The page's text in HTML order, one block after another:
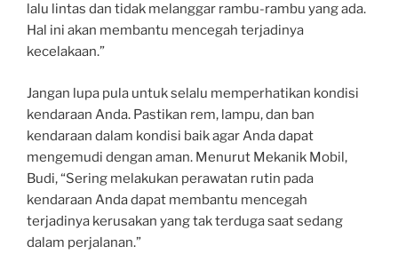
lalu lintas dan tidak melanggar rambu-rambu yang ada.
Hal ini akan membantu mencegah terjadinya
kecelakaan.”
Jangan lupa pula untuk selalu memperhatikan kondisi
kendaraan Anda. Pastikan rem, lampu, dan ban
kendaraan dalam kondisi baik agar Anda dapat
mengemudi dengan aman. Menurut Mekanik Mobil,
Budi, “Sering melakukan perawatan rutin pada
kendaraan Anda dapat membantu mencegah
terjadinya kerusakan yang tak terduga saat sedang
dalam perjalanan.”